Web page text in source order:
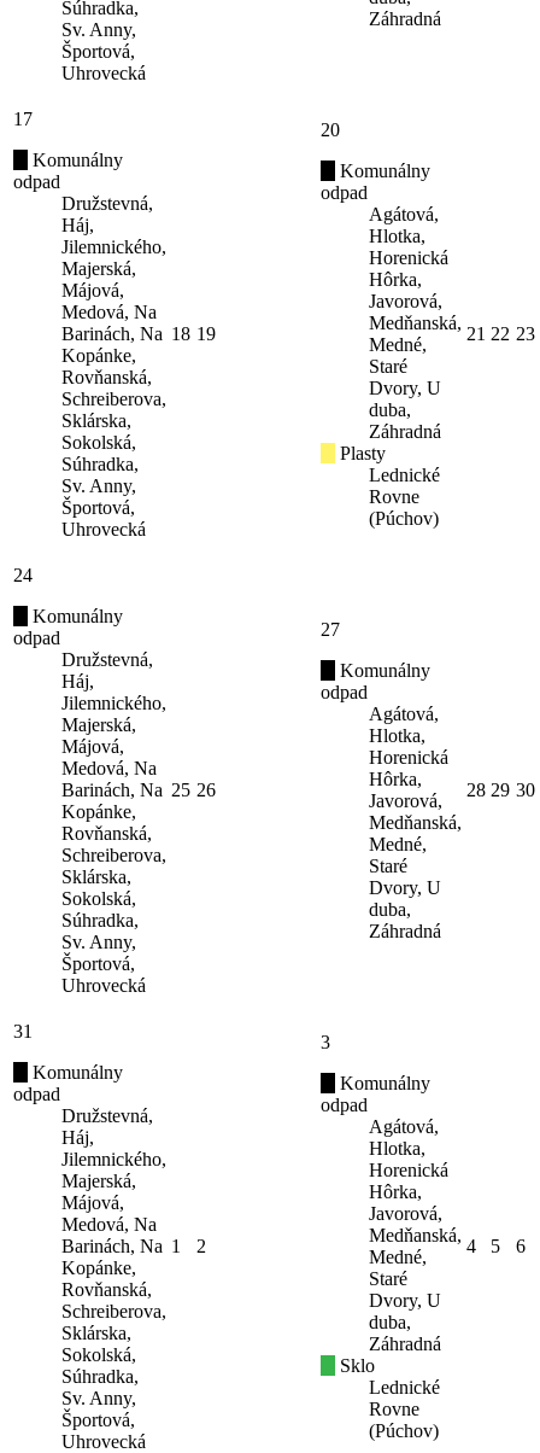
Súhradka,
Sv. Anny,
Športová,
Uhrovecká
Záhradná
17
Komunálny
odpad
Družstevná,
Háj,
Jilemnického,
Majerská,
Májová,
Medová, Na
Barinách, Na
Kopánke,
Rovňanská,
Schreiberova,
Sklárska,
Sokolská,
Súhradka,
Sv. Anny,
Športová,
Uhrovecká
18 19
20
Komunálny
odpad
Agátová,
Hlotka,
Horenická
Hôrka,
Javorová,
Medňanská,
Medné,
Staré
Dvory, U
duba,
Záhradná
Plasty
Lednické
Rovne
(Púchov)
21 22 23
24
Komunálny
odpad
Družstevná,
Háj,
Jilemnického,
Majerská,
Májová,
Medová, Na
Barinách, Na
Kopánke,
Rovňanská,
Schreiberova,
Sklárska,
Sokolská,
Súhradka,
Sv. Anny,
Športová,
Uhrovecká
25 26
27
Komunálny
odpad
Agátová,
Hlotka,
Horenická
Hôrka,
Javorová,
Medňanská,
Medné,
Staré
Dvory, U
duba,
Záhradná
28 29 30
31
Komunálny
odpad
Družstevná,
Háj,
Jilemnického,
Majerská,
Májová,
Medová, Na
Barinách, Na
Kopánke,
Rovňanská,
Schreiberova,
Sklárska,
Sokolská,
Súhradka,
Sv. Anny,
Športová,
Uhrovecká
1 2
3
Komunálny
odpad
Agátová,
Hlotka,
Horenická
Hôrka,
Javorová,
Medňanská,
Medné,
Staré
Dvory, U
duba,
Záhradná
Sklo
Lednické
Rovne
(Púchov)
4 5 6